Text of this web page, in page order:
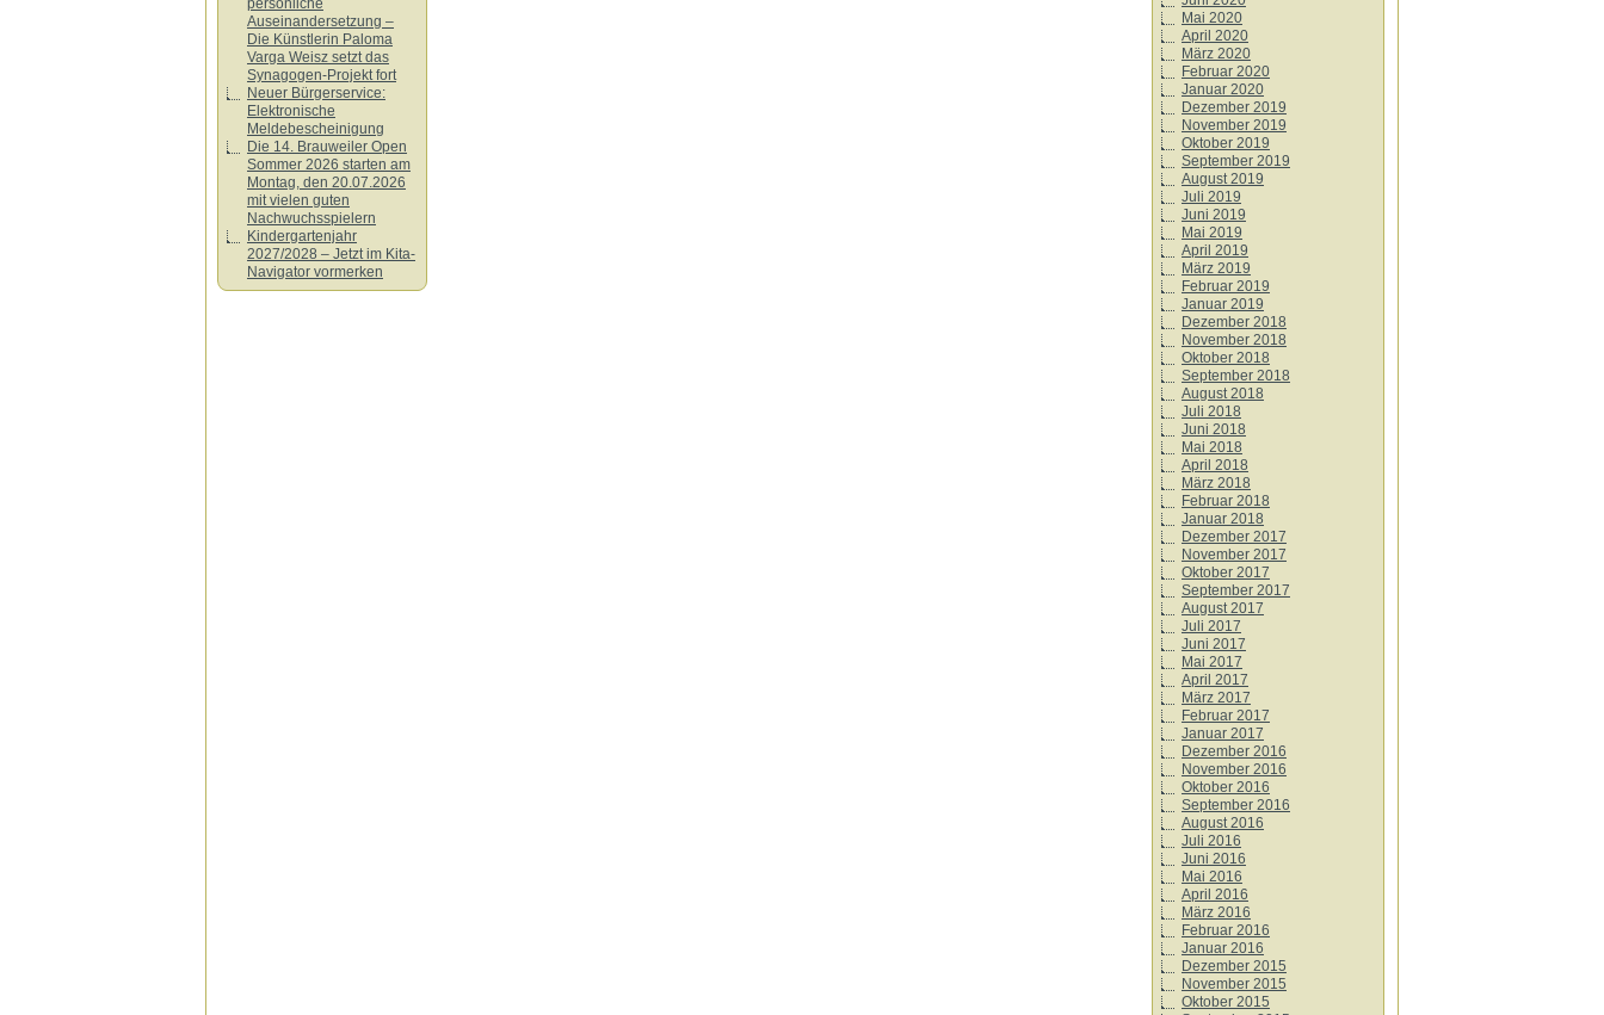
persönliche
Auseinandersetzung –
Die Künstlerin Paloma
Varga Weisz setzt das
Synagogen-Projekt fort
Neuer Bürgerservice:
Elektronische
Meldebescheinigung
Die 14. Brauweiler Open
Sommer 2026 starten am
Montag, den 20.07.2026
mit vielen guten
Nachwuchsspielern
Kindergartenjahr
2027/2028 – Jetzt im Kita-
Navigator vormerken
Mai 2020
April 2020
März 2020
Februar 2020
Januar 2020
Dezember 2019
November 2019
Oktober 2019
September 2019
August 2019
Juli 2019
Juni 2019
Mai 2019
April 2019
März 2019
Februar 2019
Januar 2019
Dezember 2018
November 2018
Oktober 2018
September 2018
August 2018
Juli 2018
Juni 2018
Mai 2018
April 2018
März 2018
Februar 2018
Januar 2018
Dezember 2017
November 2017
Oktober 2017
September 2017
August 2017
Juli 2017
Juni 2017
Mai 2017
April 2017
März 2017
Februar 2017
Januar 2017
Dezember 2016
November 2016
Oktober 2016
September 2016
August 2016
Juli 2016
Juni 2016
Mai 2016
April 2016
März 2016
Februar 2016
Januar 2016
Dezember 2015
November 2015
Oktober 2015